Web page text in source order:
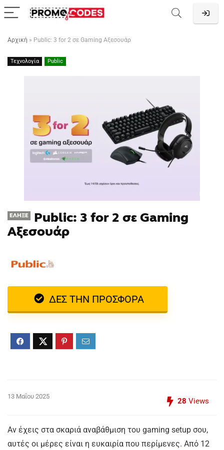
Αρχική » Public: 3 for 2 σε Gaming Αξεσουάρ
Τεχνολογία Public
ΈΛΗΞΕ
Public: 3 for 2 σε Gaming
Αξεσουάρ
ΔΕΣ ΤΗΝ ΠΡΟΣΦΟΡΑ
13 Μαΐου 2025
28 Views
Αν έχεις στα σκαριά αναβάθμιση του gaming setup σου,
αυτές οι μέρες είναι η ευκαιρία που περίμενες. Από 12